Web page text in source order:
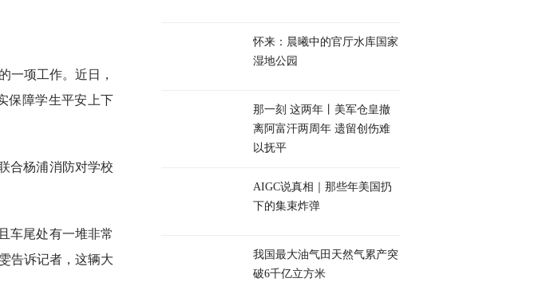
一项工作。近日，
保障学生平安上下
合杨浦消防对学校
车尾处有一堆非常
告诉记者，这辆大
怀来：晨曦中的官厅水库国家
湿地公园
那一刻 这两年丨美军仓皇撤
离阿富汗两周年 遗留创伤难
以抚平
AIGC说真相｜那些年美国扔
下的集束炸弹
我国最大油气田天然气累产突
破6千亿立方米